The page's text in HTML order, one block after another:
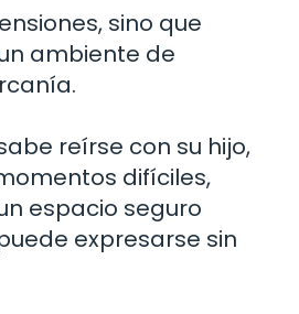
sino que
ambiente de
reírse con su hijo,
difíciles,
espacio seguro
expresarse sin